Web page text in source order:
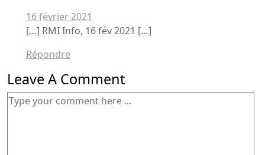
16 février 2021
[…] RMI Info, 16 fév 2021 […]
Répondre
Leave A Comment